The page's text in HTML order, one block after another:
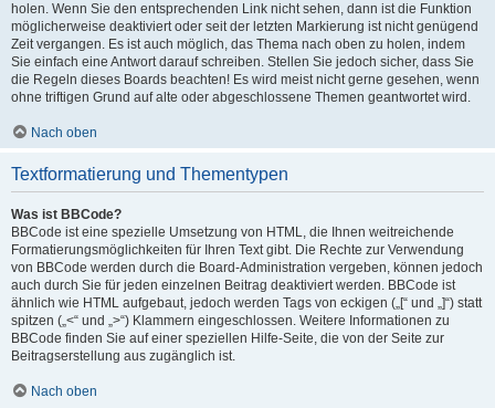
holen. Wenn Sie den entsprechenden Link nicht sehen, dann ist die Funktion
möglicherweise deaktiviert oder seit der letzten Markierung ist nicht genügend
Zeit vergangen. Es ist auch möglich, das Thema nach oben zu holen, indem
Sie einfach eine Antwort darauf schreiben. Stellen Sie jedoch sicher, dass Sie
die Regeln dieses Boards beachten! Es wird meist nicht gerne gesehen, wenn
ohne triftigen Grund auf alte oder abgeschlossene Themen geantwortet wird.
Nach oben
Textformatierung und Thementypen
Was ist BBCode?
BBCode ist eine spezielle Umsetzung von HTML, die Ihnen weitreichende
Formatierungsmöglichkeiten für Ihren Text gibt. Die Rechte zur Verwendung
von BBCode werden durch die Board-Administration vergeben, können jedoch
auch durch Sie für jeden einzelnen Beitrag deaktiviert werden. BBCode ist
ähnlich wie HTML aufgebaut, jedoch werden Tags von eckigen („[“ und „]“) statt
spitzen („<“ und „>“) Klammern eingeschlossen. Weitere Informationen zu
BBCode finden Sie auf einer speziellen Hilfe-Seite, die von der Seite zur
Beitragserstellung aus zugänglich ist.
Nach oben